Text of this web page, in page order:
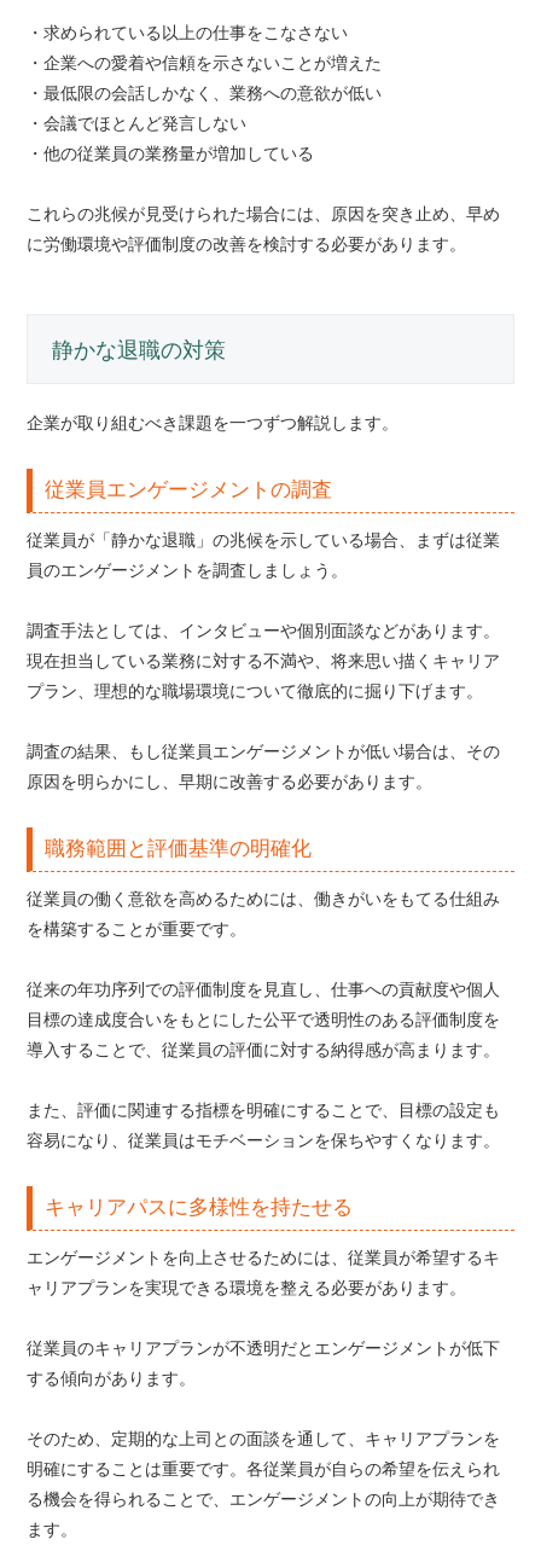
・求められている以上の仕事をこなさない
・企業への愛着や信頼を示さないことが増えた
・最低限の会話しかなく、業務への意欲が低い
・会議でほとんど発言しない
・他の従業員の業務量が増加している
これらの兆候が見受けられた場合には、原因を突き止め、早め
に労働環境や評価制度の改善を検討する必要があります。
静かな退職の対策
企業が取り組むべき課題を一つずつ解説します。
従業員エンゲージメントの調査
従業員が「静かな退職」の兆候を示している場合、まずは従業
員のエンゲージメントを調査しましょう。
調査手法としては、インタビューや個別面談などがあります。
現在担当している業務に対する不満や、将来思い描くキャリア
プラン、理想的な職場環境について徹底的に掘り下げます。
調査の結果、もし従業員エンゲージメントが低い場合は、その
原因を明らかにし、早期に改善する必要があります。
職務範囲と評価基準の明確化
従業員の働く意欲を高めるためには、働きがいをもてる仕組み
を構築することが重要です。
従来の年功序列での評価制度を見直し、仕事への貢献度や個人
目標の達成度合いをもとにした公平で透明性のある評価制度を
導入することで、従業員の評価に対する納得感が高まります。
また、評価に関連する指標を明確にすることで、目標の設定も
容易になり、従業員はモチベーションを保ちやすくなります。
キャリアパスに多様性を持たせる
エンゲージメントを向上させるためには、従業員が希望するキ
ャリアプランを実現できる環境を整える必要があります。
従業員のキャリアプランが不透明だとエンゲージメントが低下
する傾向があります。
そのため、定期的な上司との面談を通して、キャリアプランを
明確にすることは重要です。各従業員が自らの希望を伝えられ
る機会を得られることで、エンゲージメントの向上が期待でき
ます。